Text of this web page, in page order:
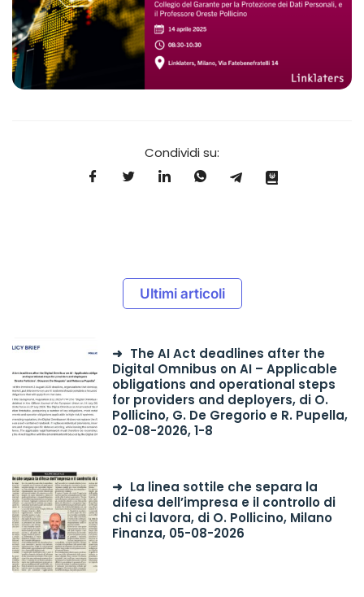
Condividi su:
Ultimi articoli
The AI Act deadlines after the
Digital Omnibus on AI – Applicable
obligations and operational steps
for providers and deployers, di O.
Pollicino, G. De Gregorio e R. Pupella,
02-08-2026, 1-8
La linea sottile che separa la
difesa dell’impresa e il controllo di
chi ci lavora, di O. Pollicino, Milano
Finanza, 05-08-2026